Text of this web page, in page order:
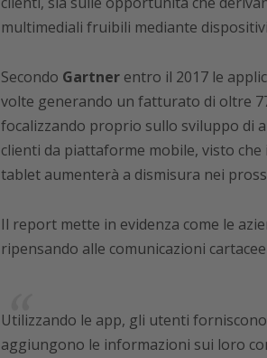
multimediali fruibili mediante
Secondo Gartnerentro il 2017 le
volte generando un fatturato di oltre
focalizzando proprio sullo sviluppo di
clienti da piattaforme mobile, visto
tablet aumenterà a dismisura nei
Il report mette in evidenza come le
ripensando alle comunicazioni cartacee
Utilizzando le app, gli utenti
aggiungono le informazioni sui loro